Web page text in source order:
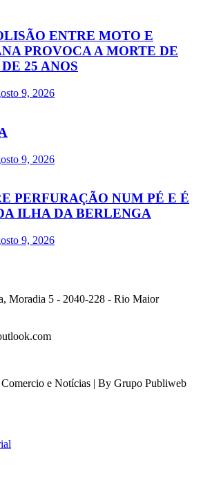
ENTRE MOTO E
PROVOCA A MORTE DE
25 ANOS
9, 2026
9, 2026
PERFURAÇÃO NUM PÉ E É
ILHA DA BERLENGA
9, 2026
Moradia 5 - 2040-228 - Rio Maior
e Notícias | By Grupo Publiweb